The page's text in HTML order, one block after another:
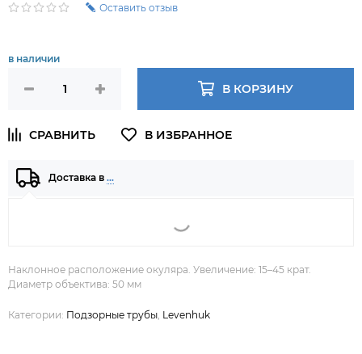
Оставить отзыв
в наличии
В КОРЗИНУ
Доставка в …
Наклонное расположение окуляра. Увеличение: 15–45 крат.
Диаметр объектива: 50 мм
Категории: Подзорные трубы Levenhuk